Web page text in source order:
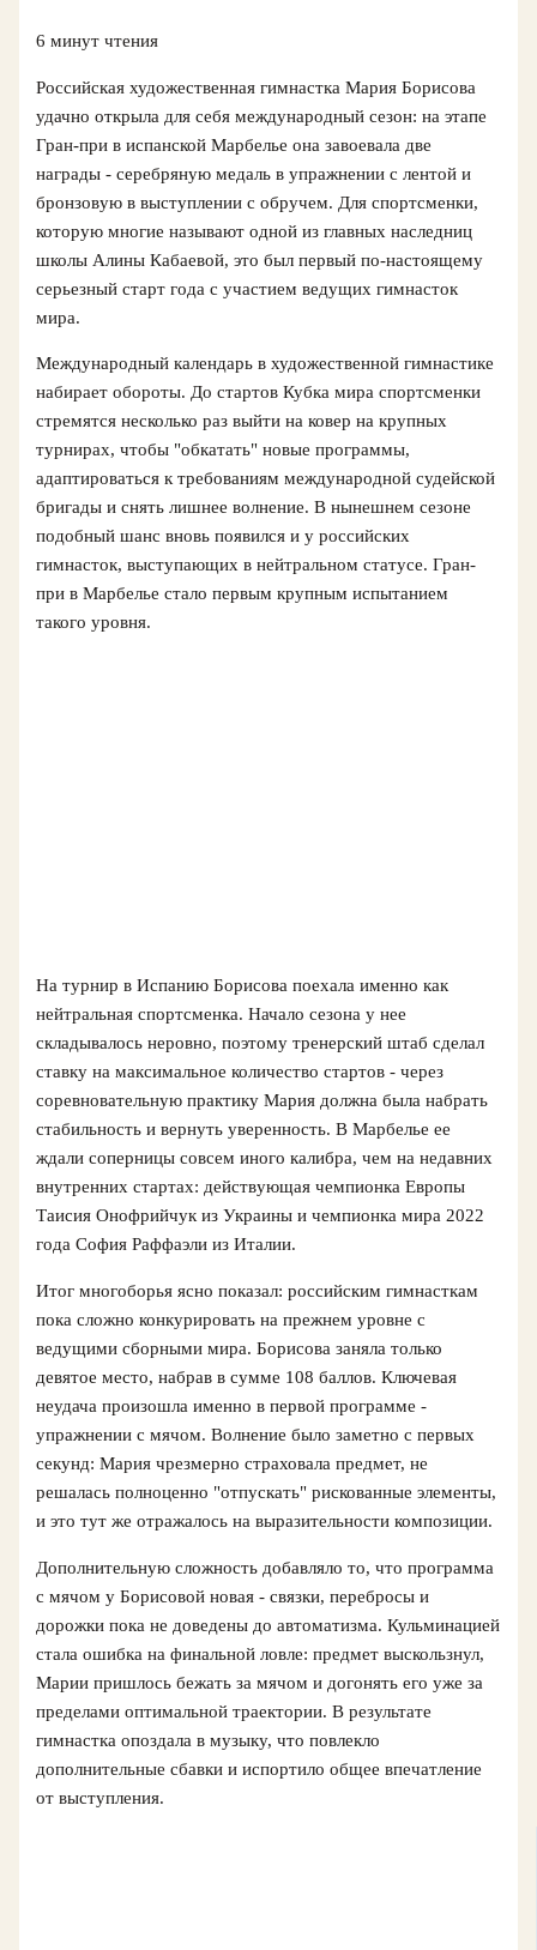
6 минут чтения
Российская художественная гимнастка Мария Борисова
удачно открыла для себя международный сезон: на этапе
Гран-при в испанской Марбелье она завоевала две
награды - серебряную медаль в упражнении с лентой и
бронзовую в выступлении с обручем. Для спортсменки,
которую многие называют одной из главных наследниц
школы Алины Кабаевой, это был первый по‑настоящему
серьезный старт года с участием ведущих гимнасток
мира.
Международный календарь в художественной гимнастике
набирает обороты. До стартов Кубка мира спортсменки
стремятся несколько раз выйти на ковер на крупных
турнирах, чтобы "обкатать" новые программы,
адаптироваться к требованиям международной судейской
бригады и снять лишнее волнение. В нынешнем сезоне
подобный шанс вновь появился и у российских
гимнасток, выступающих в нейтральном статусе. Гран-
при в Марбелье стало первым крупным испытанием
такого уровня.
На турнир в Испанию Борисова поехала именно как
нейтральная спортсменка. Начало сезона у нее
складывалось неровно, поэтому тренерский штаб сделал
ставку на максимальное количество стартов - через
соревновательную практику Мария должна была набрать
стабильность и вернуть уверенность. В Марбелье ее
ждали соперницы совсем иного калибра, чем на недавних
внутренних стартах: действующая чемпионка Европы
Таисия Онофрийчук из Украины и чемпионка мира 2022
года София Раффаэли из Италии.
Итог многоборья ясно показал: российским гимнасткам
пока сложно конкурировать на прежнем уровне с
ведущими сборными мира. Борисова заняла только
девятое место, набрав в сумме 108 баллов. Ключевая
неудача произошла именно в первой программе -
упражнении с мячом. Волнение было заметно с первых
секунд: Мария чрезмерно страховала предмет, не
решалась полноценно "отпускать" рискованные элементы,
и это тут же отражалось на выразительности композиции.
Дополнительную сложность добавляло то, что программа
с мячом у Борисовой новая - связки, перебросы и
дорожки пока не доведены до автоматизма. Кульминацией
стала ошибка на финальной ловле: предмет выскользнул,
Марии пришлось бежать за мячом и догонять его уже за
пределами оптимальной траектории. В результате
гимнастка опоздала в музыку, что повлекло
дополнительные сбавки и испортило общее впечатление
от выступления.